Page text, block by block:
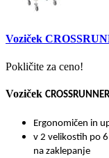
Voziček
Pokličite za ceno!
Voziček
Ergonomičen in
v 2 velikostih po
na zaklepanje